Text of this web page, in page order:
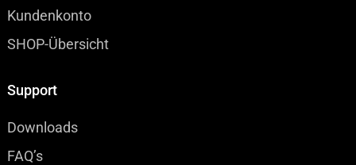
Kundenkonto
SHOP-Übersicht
Support
Downloads
FAQ’s